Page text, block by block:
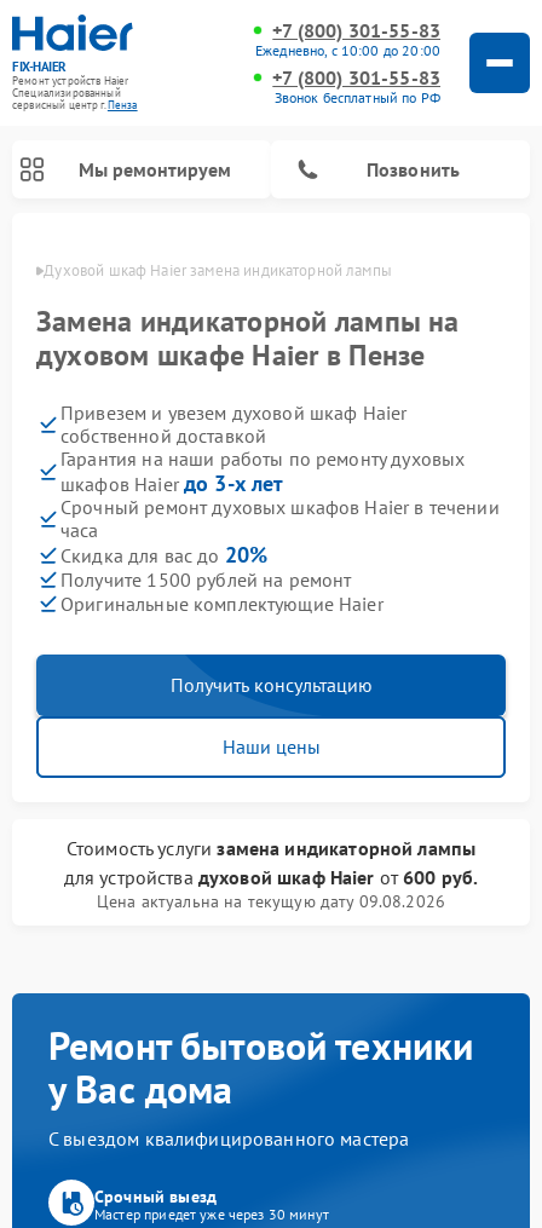
FIX-HAIER
Ремонт устройств Haier
Специализированный
cервисный центр г.Пенза
+7 (800) 301-55-83
Ежедневно, с 10:00 до 20:00
+7 (800) 301-55-83
Звонок бесплатный по РФ
Мы ремонтируем Позвонить
Духовой шкаф Haier замена индикаторной лампы
Замена индикаторной лампы на
духовом шкафе Haier в Пензе
Привезем и увезем духовой шкаф Haier
собственной доставкой
Гарантия на наши работы по ремонту духовых
шкафов Haierдо 3-х лет
Срочный ремонт духовых шкафов Haier в течении
часа
Скидка для вас до 20%
Получите 1500 рублей на ремонт
Оригинальные комплектующие Haier
Получить консультацию
Наши цены
Стоимость услугизамена индикаторной лампы
для устройства духовой шкаф Haier от600 руб.
Цена актуальна на текущую дату 09.08.2026
Ремонт бытовой техники
у Вас дома
С выездом квалифицированного мастера
Срочный выезд
Мастер приедет уже через 30 минут